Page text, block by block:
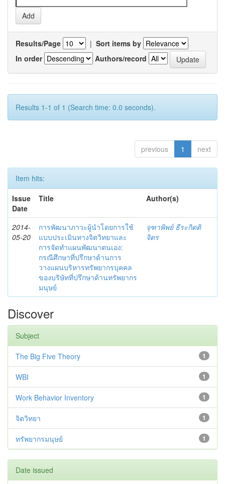
Results/Page | Sort items by
In order
Authors/record
Results 1-1 of 1 (Search time: 0.0 seconds).
previous 1 next
Item hits:
Issue
Date
Title Author(s)
2014-
05-20
การพัฒนาภาวะผู้นำโดยการใช้
แบบประเมินทางจิตวิทยาและ
การจัดทำแผนพัฒนาตนเอง:
กรณีศึกษาที่ปรึกษาด้านการ
วางแผนบริหารทรัพยากรบุคคล
ของบริษัทที่ปรึกษาด้านทรัพยากร
มนุษย์
จุฑาพิพย์ ธีระกิตติ
จิตร
Discover
Subject
1
The Big Five Theory
1
WBI
1
Work Behavior Inventory
1
จิตวิทยา
1
ทรัพยากรมนุษย์
Date issued